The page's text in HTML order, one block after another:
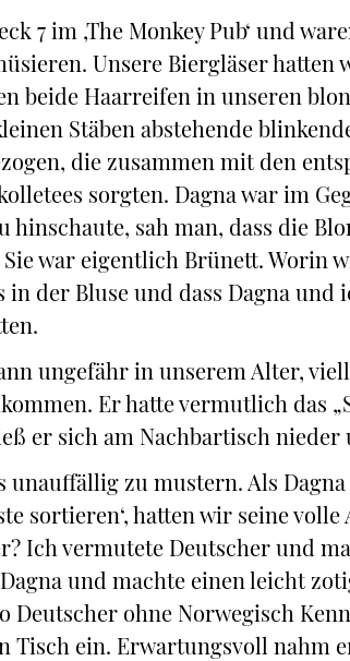
7 im ‚The Monkey Pub‘ und
Unsere Biergläser
beide Haarreifen in unseren
Stäben abstehende
die zusammen mit den
sorgten. Dagna war im
hinschaute, sah man, dass die
war eigentlich Brünett. Worin
der Bluse und dass Dagna und
ungefähr in unserem Alter,
Er hatte vermutlich das
er sich am Nachbartisch
unauffällig zu mustern. Als
sortieren‘, hatten wir seine
Ich vermutete Deutscher und
und machte einen leicht
Deutscher ohne Norwegisch
Tisch ein. Erwartungsvoll nahm